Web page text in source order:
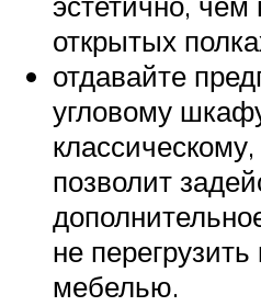
открытых
отдавайте
угловому
позволит
не перегрузить
мебелью.